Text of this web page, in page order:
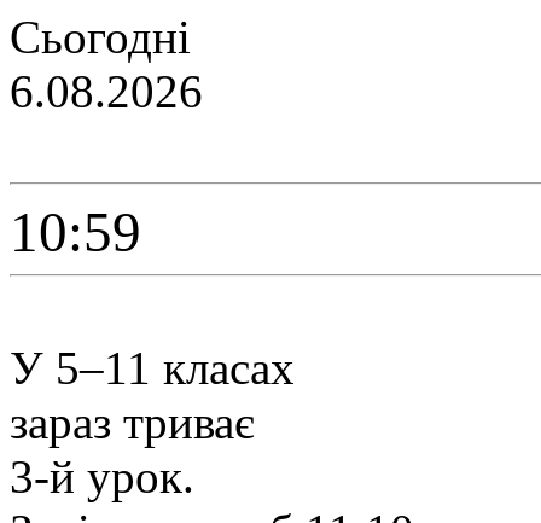
Сьогодні
6.08.2026
10:59
У 5–11 класах
зараз триває
3-й урок.